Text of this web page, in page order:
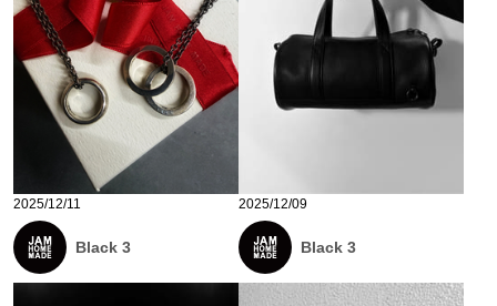
2025/12/11
Black 3
2025/12/09
Black 3